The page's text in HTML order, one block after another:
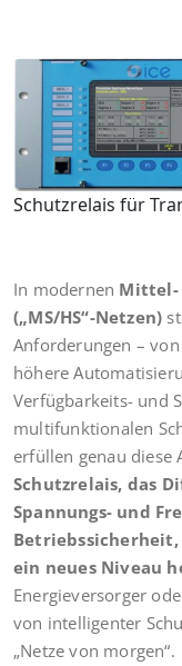
Schutzrelais für
In modernen Mittel-
(„MS/HS“-Netzen)
Anforderungen –
höhere
Verfügbarkeits- und
multifunktionalen
erfüllen genau diese
Schutzrelais, das
Spannungs- und
ein neues Niveau
Energieversorger
von intelligenter
„Netze von morgen“.